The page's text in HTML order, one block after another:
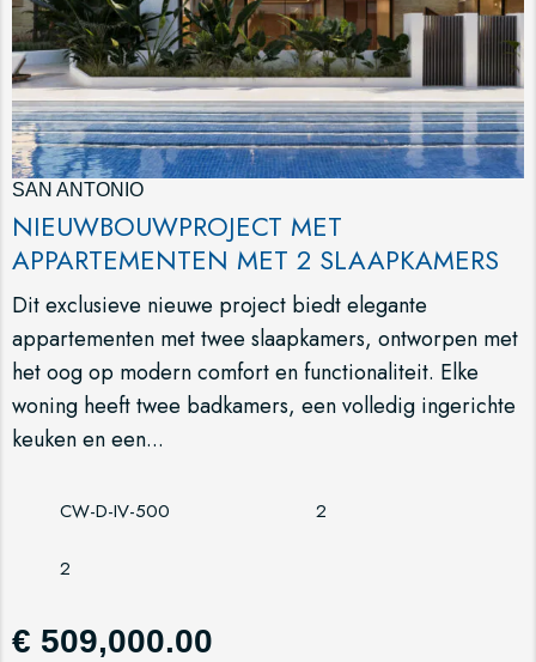
SAN ANTONIO
NIEUWBOUWPROJECT MET
APPARTEMENTEN MET 2 SLAAPKAMERS
Dit exclusieve nieuwe project biedt elegante
appartementen met twee slaapkamers, ontworpen met
het oog op modern comfort en functionaliteit. Elke
woning heeft twee badkamers, een volledig ingerichte
keuken en een...
CW-D-IV-500 2
2
€ 509,000.00